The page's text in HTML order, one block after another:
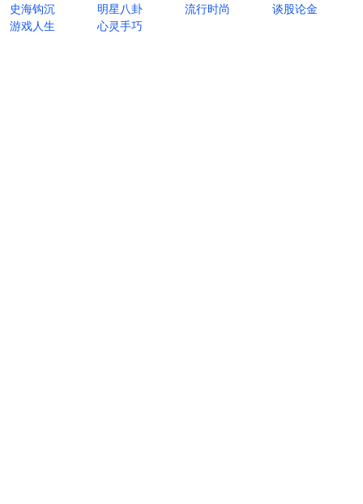
史海钩沉
明星八卦 流行时尚
谈股论金
游戏人生
心灵手巧